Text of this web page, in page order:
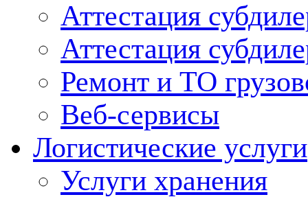
Аттестация
Аттестация
Ремонт и ТО
Веб-сервисы
Логистические услуги
Услуги хранения